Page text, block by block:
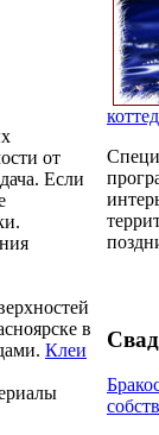
от
Если
в
Клеи